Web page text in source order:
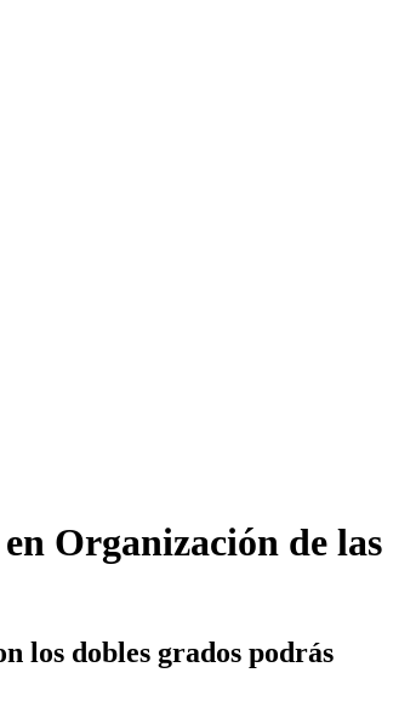
Organización de las
los dobles grados podrás